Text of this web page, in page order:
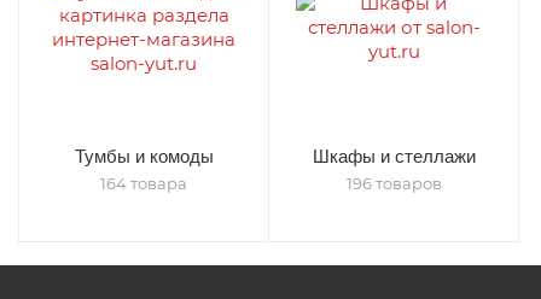
Тумбы и комоды
164 товара
Шкафы и стеллажи
196 товаров